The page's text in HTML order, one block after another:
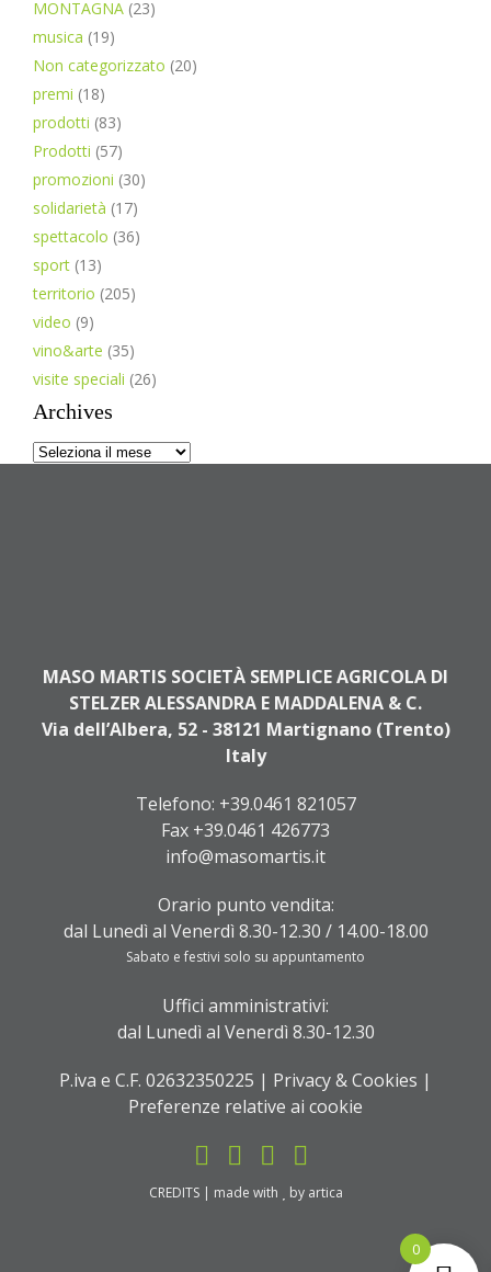
MONTAGNA (23)
musica (19)
Non categorizzato (20)
premi (18)
prodotti (83)
Prodotti (57)
promozioni (30)
solidarietà (17)
spettacolo (36)
sport (13)
territorio (205)
video (9)
vino&arte (35)
visite speciali (26)
Archives
Archives
MASO MARTIS SOCIETÀ SEMPLICE AGRICOLA DI
STELZER ALESSANDRA E MADDALENA & C.
Via dell’Albera, 52 - 38121 Martignano (Trento)
Italy
Telefono: +39.0461 821057
Fax +39.0461 426773
info@masomartis.it
Orario punto vendita:
dal Lunedì al Venerdì 8.30-12.30 / 14.00-18.00
Sabato e festivi solo su appuntamento
Uffici amministrativi:
dal Lunedì al Venerdì 8.30-12.30
P.iva e C.F. 02632350225 | Privacy & Cookies |
Preferenze relative ai cookie
CREDITS | made with by artica
0